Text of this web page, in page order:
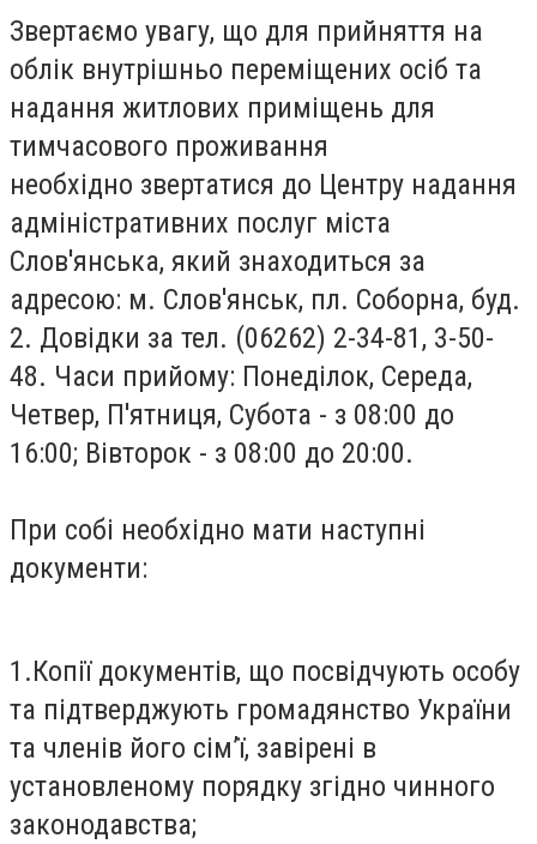
Звертаємо увагу, що для прийняття на
облік внутрішньо переміщених осіб та
надання житлових приміщень для
тимчасового проживання
необхідно звертатися до Центру надання
адміністративних послуг міста
Слов'янська, який знаходиться за
адресою: м. Слов'янськ, пл. Соборна, буд.
2. Довідки за тел. (06262) 2-34-81, 3-50-
48. Часи прийому: Понеділок, Середа,
Четвер, П'ятниця, Субота - з 08:00 до
16:00; Вівторок - з 08:00 до 20:00.
При собі необхідно мати наступні
документи:
1.Копії документів, що посвідчують особу
та підтверджують громадянство України
та членів його сім’ї, завірені в
установленому порядку згідно чинного
законодавства;